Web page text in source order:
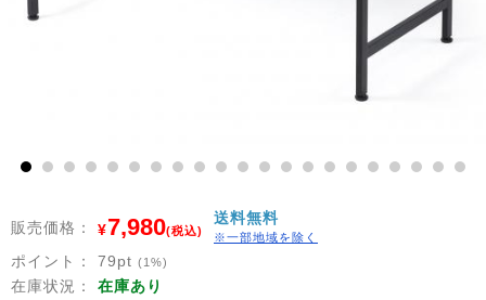
10 11 12 13 14 15 16 17 18 19 20
販売価格： ¥7,980(税込)
送料無料
※一部地域を除く
ポイント： 79pt (1%)
在庫状況： 在庫あり